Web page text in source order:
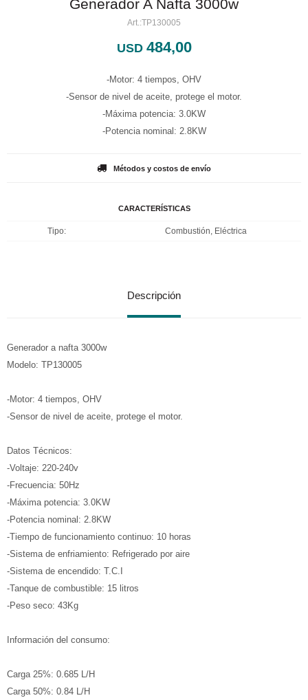
Generador A Nafta 3000w
TP130005
USD 484,00
-Motor: 4 tiempos, OHV
-Sensor de nivel de aceite, protege el motor.
-Máxima potencia: 3.0KW
-Potencia nominal: 2.8KW
Métodos y costos de envío
CARACTERÍSTICAS
Tipo Combustión, Eléctrica
Descripción
Generador a nafta 3000w
Modelo: TP130005
-Motor: 4 tiempos, OHV
-Sensor de nivel de aceite, protege el motor.
Datos Técnicos:
-Voltaje: 220-240v
-Frecuencia: 50Hz
-Máxima potencia: 3.0KW
-Potencia nominal: 2.8KW
-Tiempo de funcionamiento continuo: 10 horas
-Sistema de enfriamiento: Refrigerado por aire
-Sistema de encendido: T.C.I
-Tanque de combustible: 15 litros
-Peso seco: 43Kg
Información del consumo:
Carga 25%: 0.685 L/H
Carga 50%: 0.84 L/H